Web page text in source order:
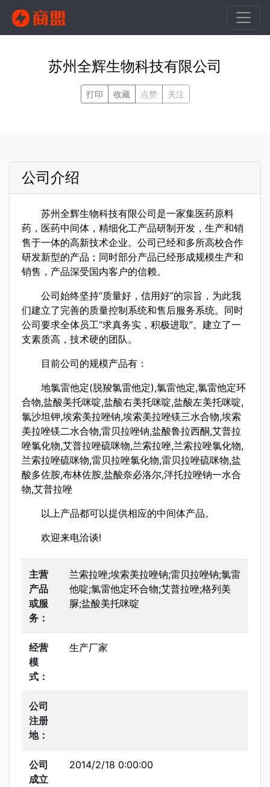
苏州全辉生物科技有限公司
打印 收藏 点赞 关注
公司介绍
苏州全辉生物科技有限公司是一家集医药原料
药，医药中间体，精细化工产品研制开发，生产和销
售于一体的高新技术企业。公司已经和多所高校合作
研发新型的产品；同时部分产品已经形成规模生产和
销售，产品深受国内客户的信赖。
公司始终坚持“质量好，信用好”的宗旨，为此我
们建立了完善的质量控制系统和售后服务系统。同时
公司要求全体员工“求真务实，积极进取”。建立了一
支素质高，技术硬的团队。
目前公司的规模产品有：
地氯雷他定(脱羧氯雷他定),氯雷他定,氯雷他定环
合物,盐酸美托咪啶,盐酸右美托咪啶,盐酸左美托咪啶,
氯沙坦钾,埃索美拉唑钠,埃索美拉唑镁三水合物,埃索
美拉唑镁二水合物,雷贝拉唑钠,盐酸鲁拉西酮,艾普拉
唑氯化物,艾普拉唑硫咪物,兰索拉唑,兰索拉唑氯化物,
兰索拉唑硫咪物,雷贝拉唑氯化物,雷贝拉唑硫咪物,盐
酸多佐胺,布林佐胺,盐酸奈必洛尔,泮托拉唑钠一水合
物,艾普拉唑
以上产品都可以提供相应的中间体产品。
欢迎来电洽谈!
主营
产品
或服
务：
兰索拉唑;埃索美拉唑钠;雷贝拉唑钠;氯雷
他啶;氯雷他定环合物;艾普拉唑;格列美
脲;盐酸美托咪啶
经营
模
式：
生产厂家
公司
注册
地：
公司
成立
2014/2/18 0:00:00